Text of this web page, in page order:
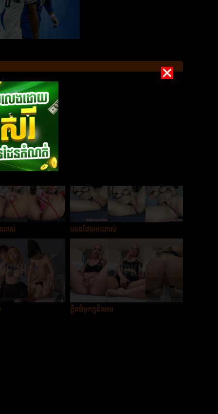
ស់បងបង
ណាស់ លេងដៃអេមណាស់
ក្ដិតធំអុកក្ដជ័រអេម